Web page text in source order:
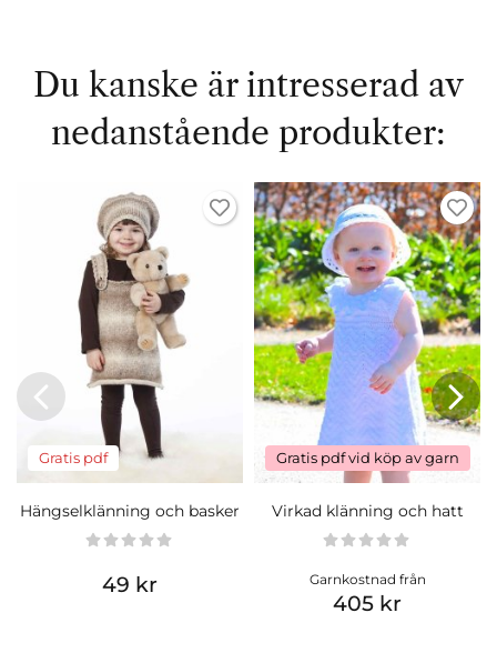
Du kanske är intresserad av
nedanstående produkter:
Gratis pdf
Hängselklänning och basker
49 kr
Gratis pdf vid köp av garn
Virkad klänning och hatt
Garnkostnad från
405 kr